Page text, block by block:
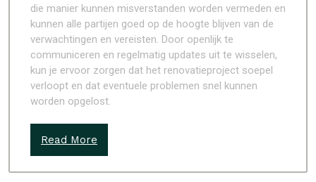
die manier kunnen misverstanden worden vermeden en
kunnen alle partijen goed op de hoogte blijven van de
verwachtingen en vereisten. Door openlijk te
communiceren en regelmatig updates uit te wisselen,
kun je ervoor zorgen dat het renovatieproject soepel
verloopt en dat eventuele problemen snel kunnen
worden opgelost.
Read More